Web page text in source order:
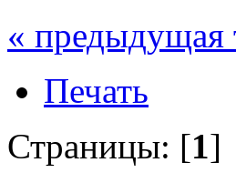
« предыдущая
Печать
Страницы: [1]